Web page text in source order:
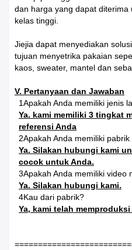
dan harga yang dapat diterima
kelas tinggi.
Jiejia dapat menyediakan
tujuan menyetrika pakaian
kaos, sweater, mantel dan
V. Pertanyaan dan Jawaban
1Apakah Anda memiliki jenis
Ya. kami memiliki 3 tingkat
referensi Anda
2Apakah Anda memiliki
Ya. Silakan hubungi kami
cocok untuk Anda.
3Apakah Anda memiliki video
Ya. Silakan hubungi kami.
4Kau dari pabrik?
Ya, kami telah